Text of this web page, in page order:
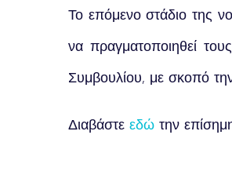
Το επόμενο στάδιο της
να πραγματοποιηθεί
Συμβουλίου, με σκοπό
Διαβάστε εδώ την